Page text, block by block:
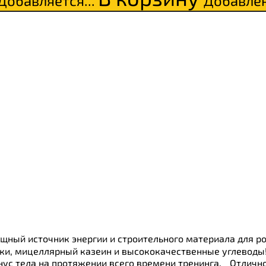
источник энергии и строительного материала для
мицеллярный казеин и высококачественные
тела на протяжении всего времени тренинга.